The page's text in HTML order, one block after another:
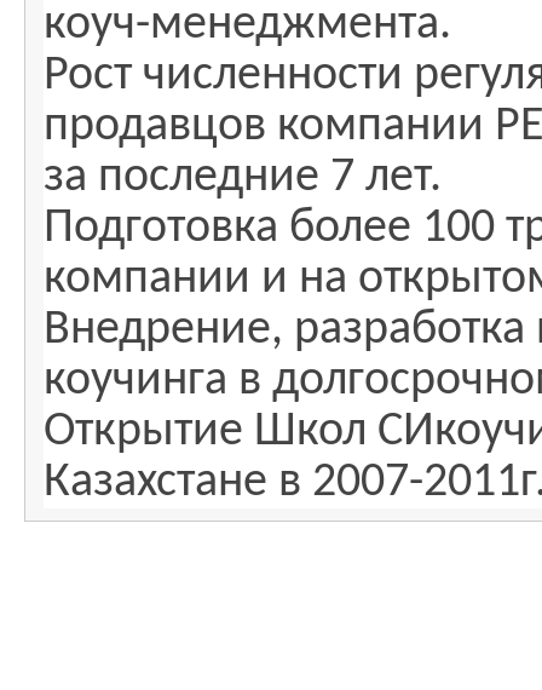
коуч-менеджмента.
Рост численности
продавцов компании
за последние 7 лет.
Подготовка более 100
компании и на
Внедрение,
коучинга в
Открытие Школ
Казахстане в 2007-